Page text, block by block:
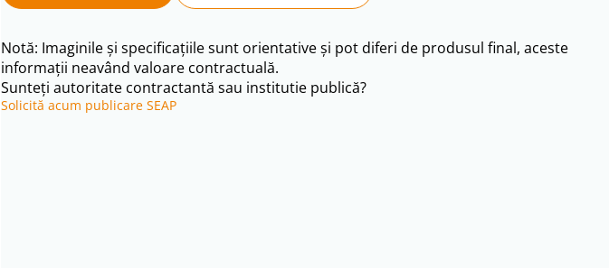
Notă: Imaginile și specificațiile sunt orientative și pot diferi de produsul final, aceste
informații neavând valoare contractuală.
Sunteți autoritate contractantă sau institutie publică?
Solicită acum publicare SEAP